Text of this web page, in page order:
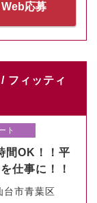
Web応募
フィッティ
ト
間OK！！平
仕事に！！
台市青葉区